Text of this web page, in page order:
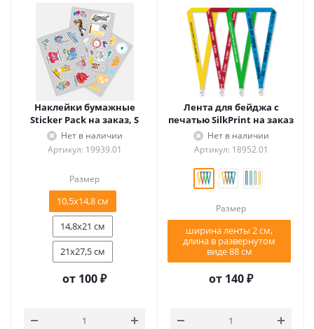
Наклейки бумажные
Sticker Pack на заказ, S
Нет в наличии
Артикул: 19939.01
Размер
10,5x14,8 см
14,8x21 см
21x27,5 см
от 100 ₽
Лента для бейджа с
печатью SilkPrint на заказ
Нет в наличии
Артикул: 18952.01
Размер
ширина ленты 2 см,
длина в развернутом
виде 88 см
от 140 ₽